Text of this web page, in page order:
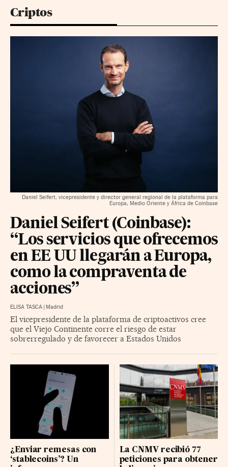
Criptos
Daniel Seifert, vicepresidente y director general regional de la plataforma para
Europa, Medio Oriente y África de Coinbase
Daniel Seifert (Coinbase):
“Los servicios que ofrecemos
en EE UU llegarán a Europa,
como la compraventa de
acciones”
ELISA TASCA Madrid
El vicepresidente de la plataforma de criptoactivos cree
que el Viejo Continente corre el riesgo de estar
sobrerregulado y de favorecer a Estados Unidos
¿Enviar remesas con
‘stablecoins’? Un
La CNMV recibió 77
peticiones para obtener